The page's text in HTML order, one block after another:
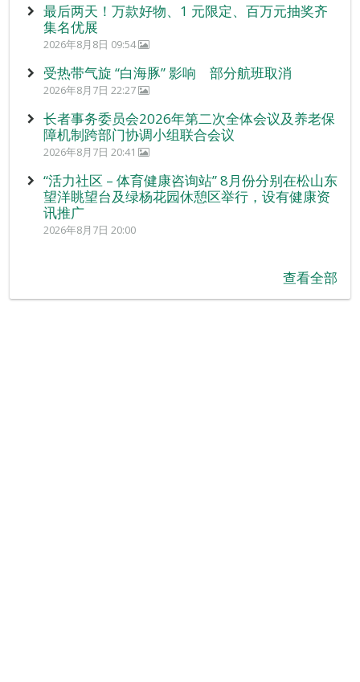
最后两天！万款好物、1 元限定、百万元抽奖齐
集名优展
2026年8月8日 09:54
受热带气旋 “白海豚” 影响 部分航班取消
2026年8月7日 22:27
长者事务委员会2026年第二次全体会议及养老保
障机制跨部门协调小组联合会议
2026年8月7日 20:41
“活力社区 – 体育健康咨询站” 8月份分别在松山东
望洋眺望台及绿杨花园休憩区举行，设有健康资
讯推广
2026年8月7日 20:00
查看全部